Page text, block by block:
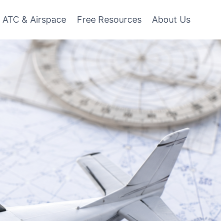
ATC & Airspace Free Resources About Us